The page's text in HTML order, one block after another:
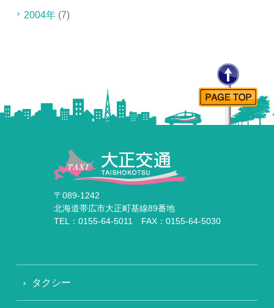
2004年(7)
〒089-1242
北海道帯広市大正町基線89番地
TEL：0155-64-5011 FAX：0155-64-5030
タクシー